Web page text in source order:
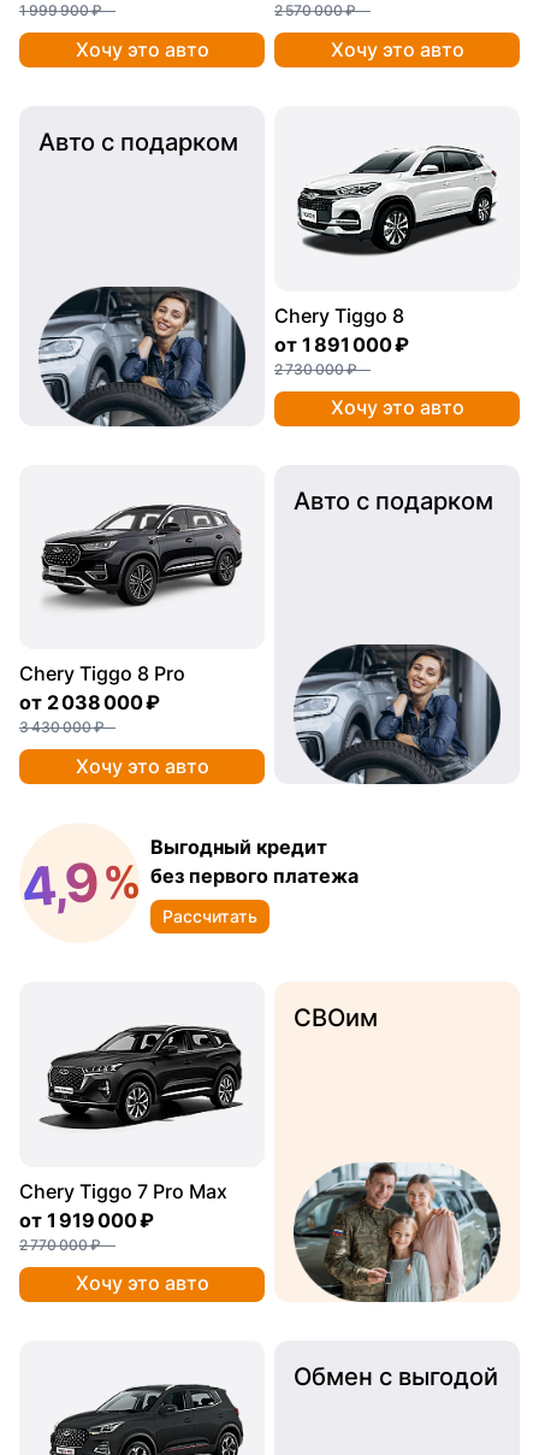
1 999 900 ₽
Хочу это авто
2 570 000 ₽
Хочу это авто
Авто с подарком
Chery Tiggo 8
от 1 891 000 ₽
2 730 000 ₽
Хочу это авто
Chery Tiggo 8 Pro
от 2 038 000 ₽
3 430 000 ₽
Хочу это авто
4,9%
Выгодный кредит
без первого платежа
Рассчитать
Авто с подарком
Chery Tiggo 7 Pro Max
от 1 919 000 ₽
2 770 000 ₽
Хочу это авто
СВОим
Обмен с выгодой